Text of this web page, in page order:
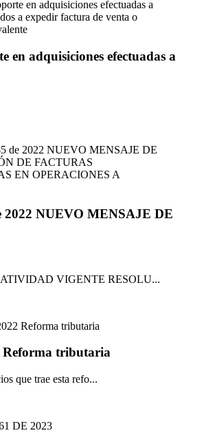
en adquisiciones efectuadas a
2022 NUEVO MENSAJE DE
VIGENTE RESOLU...
Reforma tributaria
que trae esta refo...